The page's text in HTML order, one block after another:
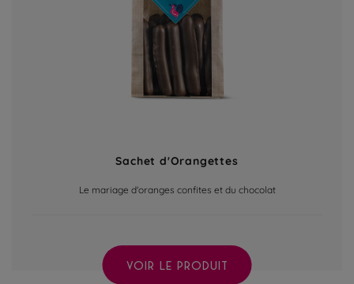
Sachet d'Orangettes
Le mariage d'oranges confites et du chocolat
VOIR LE PRODUIT